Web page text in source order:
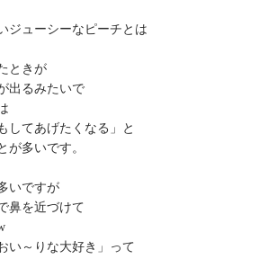
ジューシーなピーチとは
ときが
出るみたいで
してあげたくなる」と
が多いです。
いですが
鼻を近づけて
い～りな大好き」って